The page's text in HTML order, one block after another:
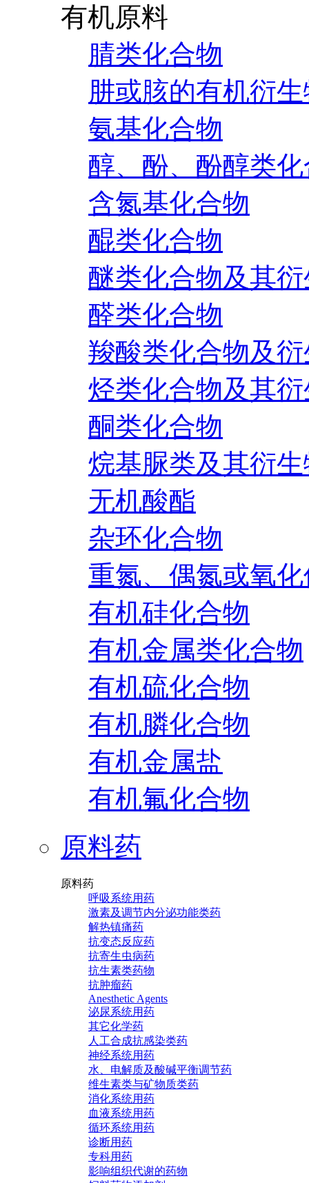
有机原料
腈类化合物
肼或胲的有机衍
氨基化合物
醇、酚、酚醇类
含氮基化合物
醌类化合物
醚类化合物及其
醛类化合物
羧酸类化合物及
烃类化合物及其
酮类化合物
烷基脲类及其衍
无机酸酯
杂环化合物
重氮、偶氮或氧
有机硅化合物
有机金属类化合物
有机硫化合物
有机膦化合物
有机金属盐
有机氟化合物
原料药
原料药
呼吸系统用药
激素及调节内分泌功能类药
解热镇痛药
抗变态反应药
抗寄生虫病药
抗生素类药物
抗肿瘤药
Anesthetic Agents
泌尿系统用药
其它化学药
人工合成抗感染类药
神经系统用药
水、电解质及酸碱平衡调节药
维生素类与矿物质类药
消化系统用药
血液系统用药
循环系统用药
诊断用药
专科用药
影响组织代谢的药物